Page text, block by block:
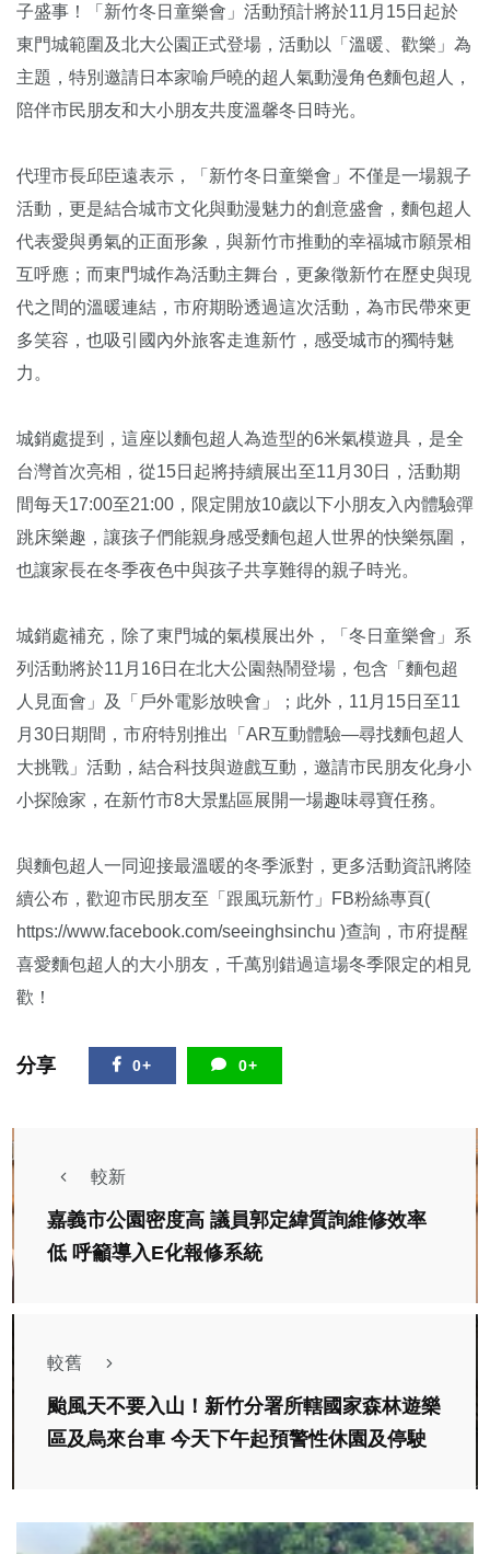
子盛事！「新竹冬日童樂會」活動預計將於11月15日起於
東門城範圍及北大公園正式登場，活動以「溫暖、歡樂」為
主題，特別邀請日本家喻戶曉的超人氣動漫角色麵包超人，
陪伴市民朋友和大小朋友共度溫馨冬日時光。
代理市長邱臣遠表示，「新竹冬日童樂會」不僅是一場親子
活動，更是結合城市文化與動漫魅力的創意盛會，麵包超人
代表愛與勇氣的正面形象，與新竹市推動的幸福城市願景相
互呼應；而東門城作為活動主舞台，更象徵新竹在歷史與現
代之間的溫暖連結，市府期盼透過這次活動，為市民帶來更
多笑容，也吸引國內外旅客走進新竹，感受城市的獨特魅
力。
城銷處提到，這座以麵包超人為造型的6米氣模遊具，是全
台灣首次亮相，從15日起將持續展出至11月30日，活動期
間每天17:00至21:00，限定開放10歲以下小朋友入內體驗彈
跳床樂趣，讓孩子們能親身感受麵包超人世界的快樂氛圍，
也讓家長在冬季夜色中與孩子共享難得的親子時光。
城銷處補充，除了東門城的氣模展出外，「冬日童樂會」系
列活動將於11月16日在北大公園熱鬧登場，包含「麵包超
人見面會」及「戶外電影放映會」；此外，11月15日至11
月30日期間，市府特別推出「AR互動體驗—尋找麵包超人
大挑戰」活動，結合科技與遊戲互動，邀請市民朋友化身小
小探險家，在新竹市8大景點區展開一場趣味尋寶任務。
與麵包超人一同迎接最溫暖的冬季派對，更多活動資訊將陸
續公布，歡迎市民朋友至「跟風玩新竹」FB粉絲專頁(
https://www.facebook.com/seeinghsinchu )查詢，市府提醒
喜愛麵包超人的大小朋友，千萬別錯過這場冬季限定的相見
歡！
分享 0+ 0+
較新
嘉義市公園密度高 議員郭定緯質詢維修效率
低 呼籲導入E化報修系統
較舊
颱風天不要入山！新竹分署所轄國家森林遊樂
區及烏來台車 今天下午起預警性休園及停駛